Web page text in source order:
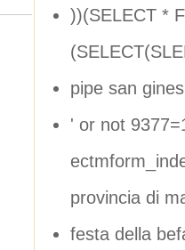
))(SELECT *
pipe san
' or not
provincia di
festa della